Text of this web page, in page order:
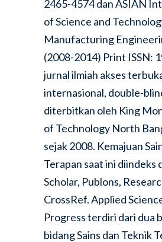
2465-4574 dan ASIAN
of Science and
Manufacturing
(2008-2014) Print ISSN:
jurnal ilmiah akses
internasional, double-
diterbitkan oleh King
of Technology North
sejak 2008. Kemajuan
Terapan saat ini diindeks
Scholar, Publons,
CrossRef. Applied
Progress terdiri dari dua
bidang Sains dan Teknik